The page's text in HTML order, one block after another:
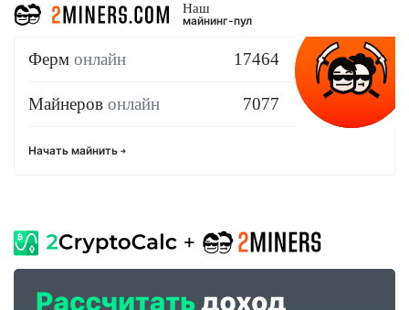
Наш
майнинг-пул
Ферм онлайн 17464
Майнеров онлайн 7077
Начать майнить